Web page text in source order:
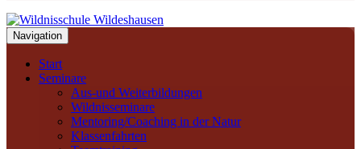
Navigation
Start
Seminare
Aus-und Weiterbildungen
Wildnisseminare
Mentoring/Coaching in der Natur
Klassenfahrten